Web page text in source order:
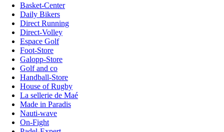
Basket-Center
Daily Bikers
Direct Running
Direct-Volley
Espace Golf
Foot-Store
Galopp-Store
Golf and co
Handball-Store
House of Rugby
La sellerie de Maé
Made in Paradis
Nauti-wave
On-Fight